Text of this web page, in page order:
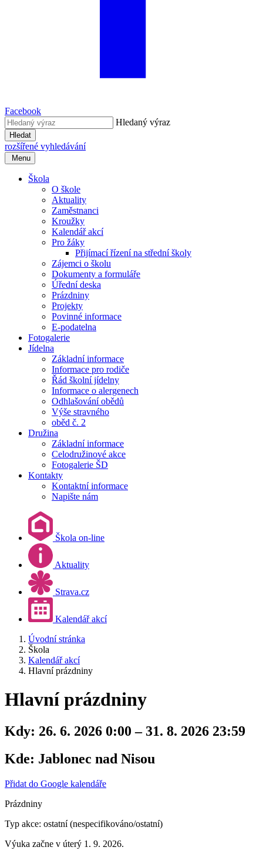
Facebook
Hledaný výraz
Hledat
rozšířené vyhledávání
Menu
Škola
O škole
Aktuality
Zaměstnanci
Kroužky
Kalendář akcí
Pro žáky
Přijímací řízení na střední školy
Zájemci o školu
Dokumenty a formuláře
Úřední deska
Prázdniny
Projekty
Povinné informace
E-podatelna
Fotogalerie
Jídelna
Základní informace
Informace pro rodiče
Řád školní jídelny
Informace o alergenech
Odhlašování obědů
Výše stravného
oběd č. 2
Družina
Základní informace
Celodružinové akce
Fotogalerie ŠD
Kontakty
Kontaktní informace
Napište nám
Škola on-line
Aktuality
Strava.cz
Kalendář akcí
Úvodní stránka
Škola
Kalendář akcí
Hlavní prázdniny
Hlavní prázdniny
Kdy: 26. 6. 2026 0:00 – 31. 8. 2026 23:59
Kde: Jablonec nad Nisou
Přidat do Google kalendáře
Prázdniny
Typ akce: ostatní (nespecifikováno/ostatní)
Výuka začne v úterý 1. 9. 2026.